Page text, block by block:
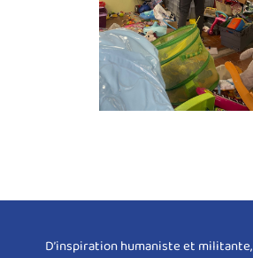
D’inspiration humaniste et militante,